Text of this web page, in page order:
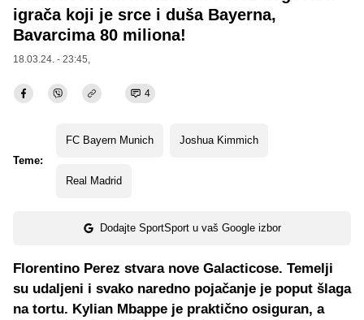
igrača koji je srce i duša Bayerna,
Bavarcima 80 miliona!
18.03.24. - 23:45,
4
Teme:
FC Bayern Munich Joshua Kimmich
Real Madrid
Dodajte SportSport u vaš Google izbor
Florentino Perez stvara nove Galacticose. Temelji
su udaljeni i svako naredno pojačanje je poput šlaga
na tortu. Kylian Mbappe je praktično osiguran, a